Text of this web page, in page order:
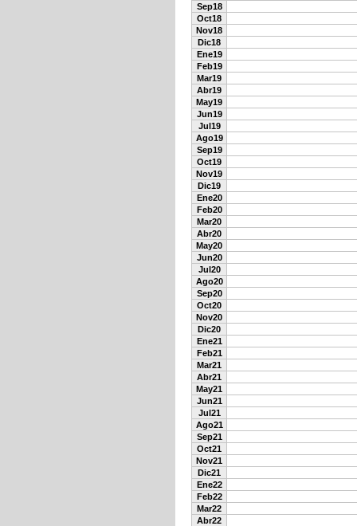
Sep18
Oct18
Nov18
Dic18
Ene19
Feb19
Mar19
Abr19
May19
Jun19
Jul19
Ago19
Sep19
Oct19
Nov19
Dic19
Ene20
Feb20
Mar20
Abr20
May20
Jun20
Jul20
Ago20
Sep20
Oct20
Nov20
Dic20
Ene21
Feb21
Mar21
Abr21
May21
Jun21
Jul21
Ago21
Sep21
Oct21
Nov21
Dic21
Ene22
Feb22
Mar22
Abr22